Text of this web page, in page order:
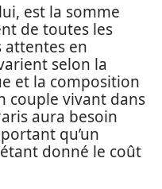
est la somme
de toutes les
attentes en
selon la
et la composition
couple vivant dans
aura besoin
qu’un
donné le coût